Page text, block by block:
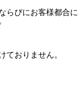
らびにお客様都合に
ておりません。